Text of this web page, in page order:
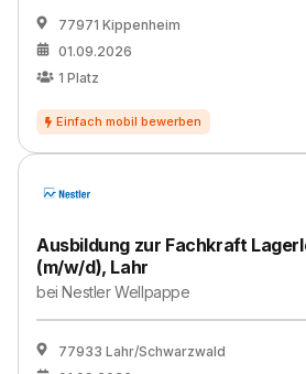
77971 Kippenheim
01.09.2026
1 Platz
Ausbildung zur Fachkraft
(m/w/d), Lahr
beiNestler Wellpappe
77933 Lahr/Schwarzwald